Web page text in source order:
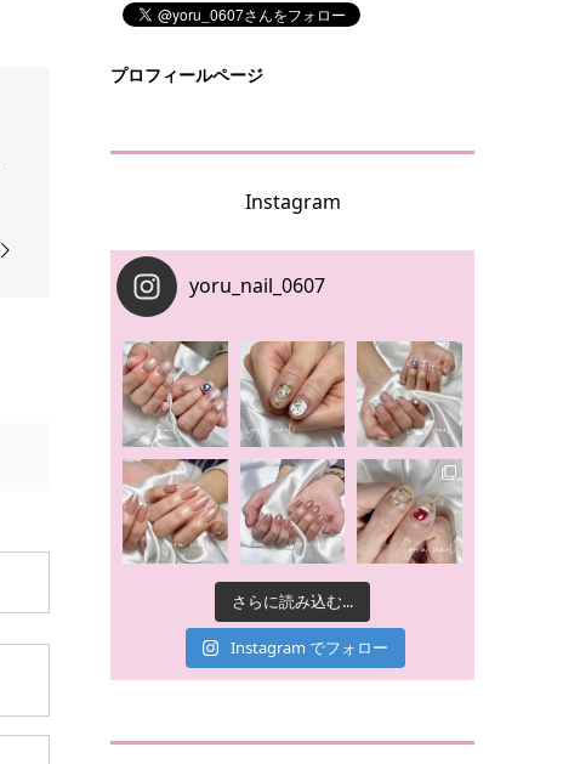
プロフィールページ
Instagram
yoru_nail_0607
さらに読み込む...
Instagram でフォロー